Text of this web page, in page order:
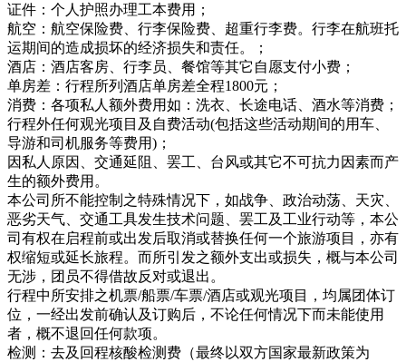
证件：个人护照办理工本费用；
航空：航空保险费、行李保险费、超重行李费。行李在航班托
运期间的造成损坏的经济损失和责任。；
酒店：酒店客房、行李员、餐馆等其它自愿支付小费；
单房差：行程所列酒店单房差全程1800元；
消费：各项私人额外费用如：洗衣、长途电话、酒水等消费；
行程外任何观光项目及自费活动(包括这些活动期间的用车、
导游和司机服务等费用)；
因私人原因、交通延阻、罢工、台风或其它不可抗力因素而产
生的额外费用。
本公司所不能控制之特殊情况下，如战争、政治动荡、天灾、
恶劣天气、交通工具发生技术问题、罢工及工业行动等，本公
司有权在启程前或出发后取消或替换任何一个旅游项目，亦有
权缩短或延长旅程。而所引发之额外支出或损失，概与本公司
无涉，团员不得借故反对或退出。
行程中所安排之机票/船票/车票/酒店或观光项目，均属团体订
位，一经出发前确认及订购后，不论任何情况下而未能使用
者，概不退回任何款项。
检测：去及回程核酸检测费（最终以双方国家最新政策为